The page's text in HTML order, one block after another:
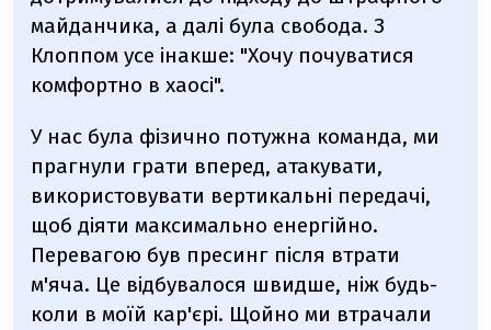
майданчика, а далі була свобода. З
Клоппом усе інакше: "Хочу почуватися
комфортно в хаосі".
У нас була фізично потужна команда, ми
прагнули грати вперед, атакувати,
використовувати вертикальні передачі,
щоб діяти максимально енергійно.
Перевагою був пресинг після втрати
м'яча. Це відбувалося швидше, ніж будь-
коли в моїй кар'єрі. Щойно ми втрачали